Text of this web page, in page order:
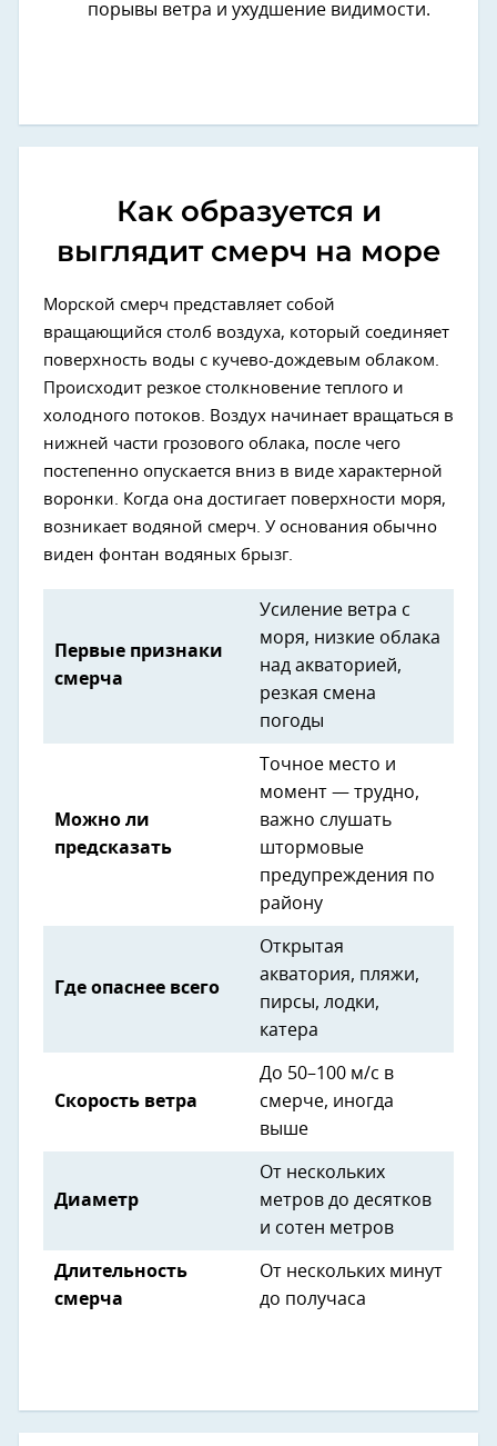
порывы ветра и ухудшение видимости.
Как образуется и
выглядит смерч на море
Морской смерч представляет собой
вращающийся столб воздуха, который соединяет
поверхность воды с кучево-дождевым облаком.
Происходит резкое столкновение теплого и
холодного потоков. Воздух начинает вращаться в
нижней части грозового облака, после чего
постепенно опускается вниз в виде характерной
воронки. Когда она достигает поверхности моря,
возникает водяной смерч. У основания обычно
виден фонтан водяных брызг.
Первые признаки
смерча
Усиление ветра с
моря, низкие облака
над акваторией,
резкая смена
погоды
Можно ли
предсказать
Точное место и
момент — трудно,
важно слушать
штормовые
предупреждения по
району
Где опаснее всего
Открытая
акватория, пляжи,
пирсы, лодки,
катера
Скорость ветра
До 50–100 м/с в
смерче, иногда
выше
Диаметр
От нескольких
метров до десятков
и сотен метров
Длительность
смерча
От нескольких минут
до получаса